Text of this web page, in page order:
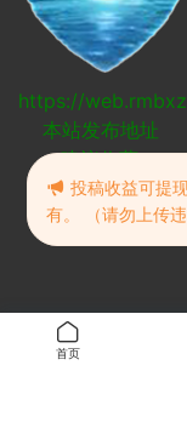
https://
本站发布地址
建议收藏
首页
投稿收益可提
有。 （请勿上传违